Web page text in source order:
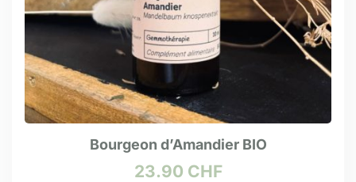
Bourgeon d’Amandier BIO
23.90 CHF